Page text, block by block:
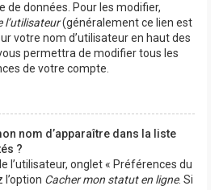
de données. Pour les modifier,
l’utilisateur(généralement ce lien est
votre nom d’utilisateur en haut des
permettra de modifier tous les
de votre compte.
nom d’apparaître dans la liste
?
l’utilisateur, onglet « Préférences du
Cacher mon statut en ligne. Si